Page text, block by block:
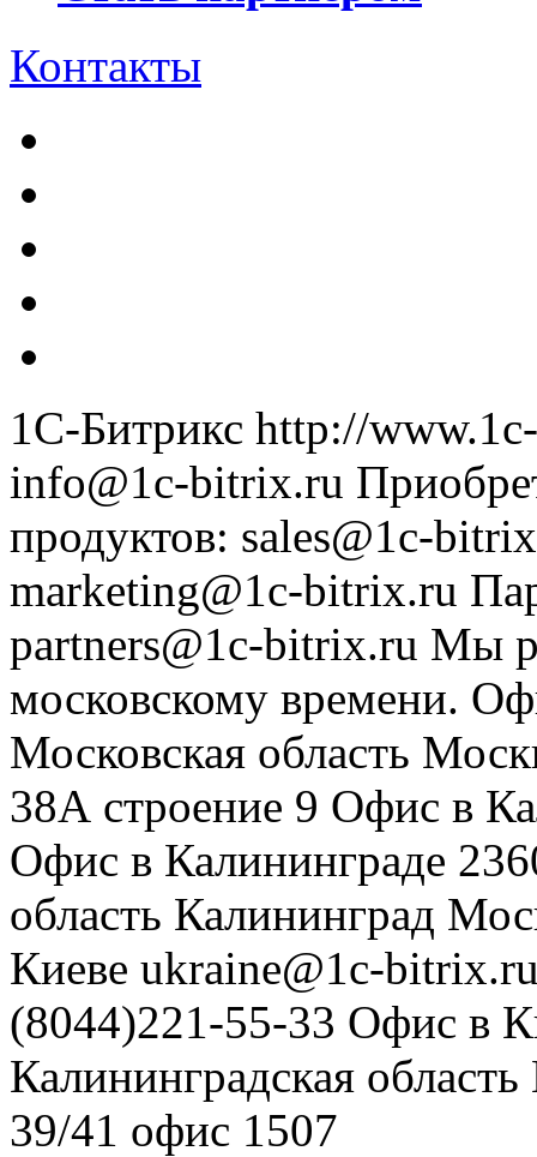
Контакты
1С-Битрикс http://
info@1c-bitrix.ru
продуктов: sales@1c-
marketing@1c-bitrix.ru
partners@1c-bitrix.ru Мы
московскому времени.
Московская область
38А строение 9 Офис в
Офис в Калининграде
область Калининград
Киеве ukraine@1c-
(8044)221-55-33 Офис в
Калининградская область
39/41 офис 1507